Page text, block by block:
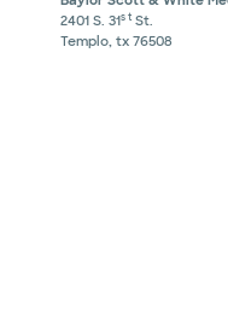
2401 S. 31s t St.
Templo, tx 76508